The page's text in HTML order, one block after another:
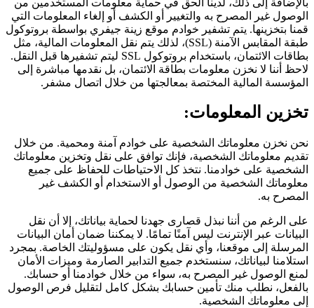
الوصول غير المصرح به والتغيير أو الكشف أو إلغاء المعلومات التي
قمنا بتخزينها. يتم تشفير خوادم موقع زينة جيفري بواسطة بروتوكول
طبقة المقابس الآمنة (SSL)، لذلك يتم نقل المعلومات المالية، مثل
بطاقات الائتمان، باستخدام بروتوكول SSL ليتم تشفيرها قبل النقل.
لاحظ أننا لا نخزن معلومات بطاقة الائتمان، بل نقدمها مباشرة إلى
المؤسسة المالية المختصة بمعالجتها من خلال اتصال مشفر.
تخزين المعلومات:
نحن نخزن معلوماتك الشخصية على خوادم آمنة ومحمية. من خلال
تقديم معلوماتك الشخصية، فإنك توافق على نقل وتخزين معلوماتك
الشخصية على خوادمنا. نتخذ كل الاحتياطات للحفاظ على جميع
معلوماتك الشخصية من الوصول أو الاستخدام أو الكشف غير
المصرح به.
على الرغم من أننا نبذل قصارى جهدنا لحماية بياناتك، إلا أن نقل
البيانات عبر الإنترنت ليس آمنًا تمامًا. لا يمكننا ضمان أمان البيانات
المرسلة إلى موقعنا، وأي نقل يكون على مسؤوليتك الخاصة. بمجرد
استلامنا لبياناتك، سنستخدم جميع التدابير الصارمة وميزات الأمان
لمنع الوصول غير المصرح به، سواء من خلال خوادمنا أو حسابك.
بالفعل، نطلب منك تأمين حسابك بشكل كامل لتقليل فرص الوصول
إلى معلوماتك الشخصية.